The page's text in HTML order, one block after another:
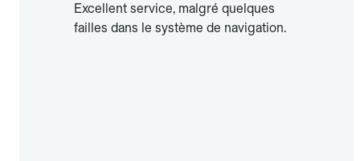
Excellent service, malgré quelques
failles dans le système de navigation.